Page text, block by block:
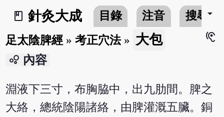
book_2
針灸大成 目錄 注音 搜尋arrow_drop_down
足太陰脾經 »考正穴法» 大包
hearing
bubble_chart 內容
淵液下三寸，布胸脇中，出九肋間。脾之
大絡，總統陰陽諸絡，由脾灌溉五臟。銅